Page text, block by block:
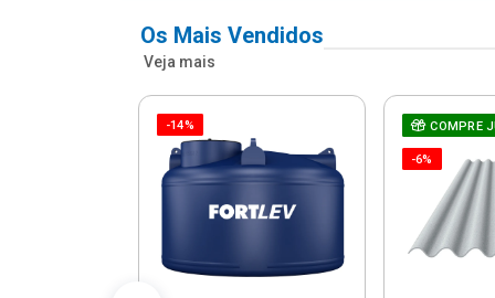
Os Mais Vendidos
Veja mais
-14% COMPRE
-6%